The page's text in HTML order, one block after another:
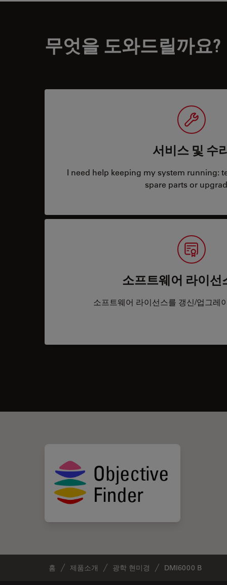
무엇을 도와드릴까요?
서비스 및 수
I need help keeping my system running:
spare parts or
소프트웨어 라이선
소프트웨어 라이선스를 갱신/업그레
홈 제품소개 광학 현미경 DMI6000 B